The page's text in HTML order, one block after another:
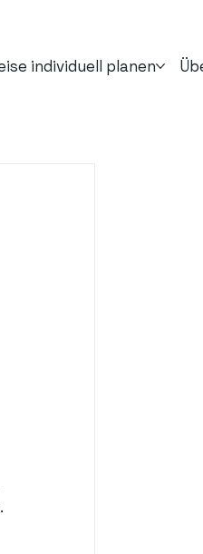
individuell planen